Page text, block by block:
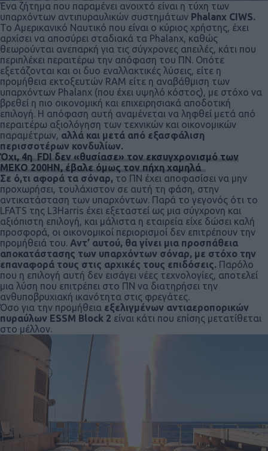
Ένα ζήτημα που παραμένει ανοιχτό είναι η τύχη των
υπαρχόντων αντιπυραυλικών συστημάτων Phalanx CIWS.
Το Αμερικανικό Ναυτικό που είναι ο κύριος χρήστης, έχει
αρχίσει να αποσύρει σταδιακά τα Phalanx, καθώς
θεωρούνται ανεπαρκή για τις σύγχρονες απειλές, κάτι που
περιπλέκει περαιτέρω την απόφαση του ΠΝ. Οπότε
εξετάζονται και οι δυο εναλλακτικές λύσεις, είτε η
προμήθεια εκτοξευτών RAM είτε η αναβάθμιση των
υπαρχόντων Phalanx (που έχει υψηλό κόστος), με στόχο να
βρεθεί η πιο οικονομική και επιχειρησιακά αποδοτική
επιλογή. Η απόφαση αυτή αναμένεται να ληφθεί μετά από
περαιτέρω αξιολόγηση των τεχνικών και οικονομικών
παραμέτρων, αλλά και μετά από εξασφάλιση
περισσοτέρων κονδυλίων.
Όχι, 4η FDI δεν «θυσίασε» τον εκσυγχρονισμό των
MEKO 200HN, έβαλε όμως τον πήχη χαμηλά
Σε ό,τι αφορά τα σόναρ, το ΠΝ έχει αποφασίσει να μην
προχωρήσει, τουλάχιστον σε αυτή τη φάση, στην
αντικατάσταση των υπαρχόντων. Παρά το γεγονός ότι το
LFATS της L3Harris έχει εξεταστεί ως μια σύγχρονη και
αξιόπιστη επιλογή, και μάλιστα η εταιρεία είχε δώσει καλή
προσφορά, οι οικονομικοί περιορισμοί δεν επιτρέπουν την
προμήθειά του. Αντ’ αυτού, θα γίνει μια προσπάθεια
αποκατάστασης των υπαρχόντων σόναρ, με στόχο την
επαναφορά τους στις αρχικές τους επιδόσεις. Παρόλο
που η επιλογή αυτή δεν εισάγει νέες τεχνολογίες, αποτελεί
μια λύση που επιτρέπει στο ΠΝ να διατηρήσει την
ανθυποβρυχιακή ικανότητα στις φρεγάτες.
Όσο για την προμήθεια εξελιγμένων αντιαεροπορικών
πυραύλων ESSM Block 2 είναι κάτι που επίσης μετατίθεται
στο μέλλον.